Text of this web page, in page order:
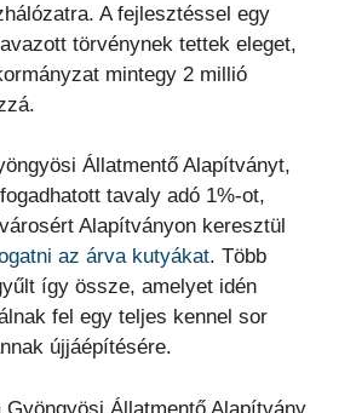
A fejlesztéssel egy
törvénynek tettek eleget,
mintegy 2 millió
Állatmentő Alapítványt,
tavaly adó 1%-ot,
Alapítványon keresztül
az árva kutyákat. Több
így össze, amelyet idén
fel egy teljes kennel sor
újjáépítésére.